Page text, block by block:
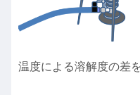
温度による溶解度の差